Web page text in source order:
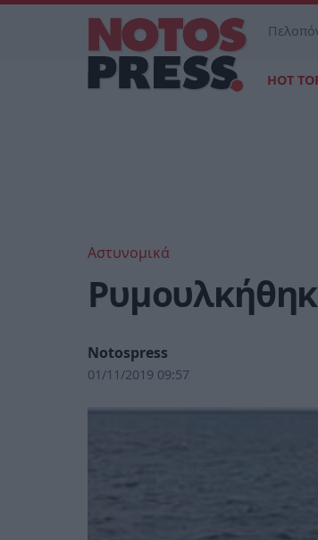
HOT
Αστυνομικά
Notospress
01/11/2019 09:57